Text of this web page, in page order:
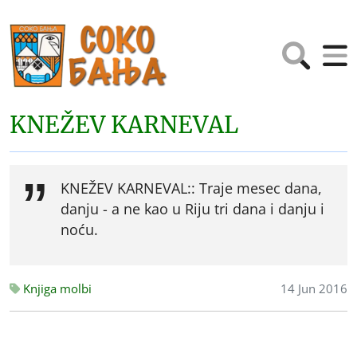
KNEŽEV KARNEVAL
KNEŽEV KARNEVAL:: Traje mesec dana,
danju - a ne kao u Riju tri dana i danju i
noću.
Knjiga molbi 14 Jun 2016